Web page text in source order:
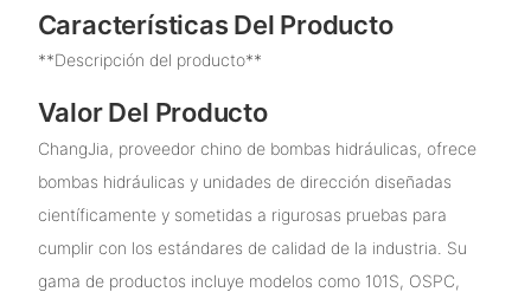
Características Del Producto
**Descripción del producto**
Valor Del Producto
ChangJia, proveedor chino de bombas hidráulicas, ofrece
bombas hidráulicas y unidades de dirección diseñadas
científicamente y sometidas a rigurosas pruebas para
cumplir con los estándares de calidad de la industria. Su
gama de productos incluye modelos como 101S, OSPC,